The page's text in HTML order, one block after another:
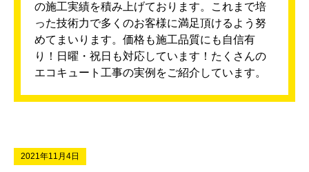
の施工実績を積み上げております。これまで培
った技術力で多くのお客様に満足頂けるよう努
めてまいります。価格も施工品質にも自信有
り！日曜・祝日も対応しています！たくさんの
エコキュート工事の実例をご紹介しています。
2021年11月4日